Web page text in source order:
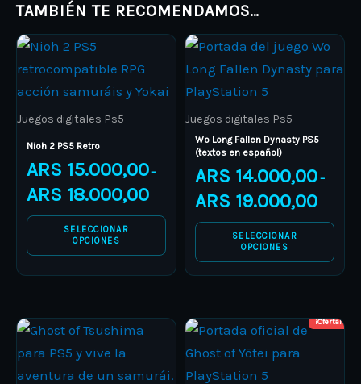
TAMBIÉN TE RECOMENDAMOS…
Juegos digitales Ps5
Nioh 2 PS5 Retro
ARS 15.000,00 –
ARS 18.000,00
ARS 15.000,00
ARS 18.000,00
SELECCIONAR
OPCIONES
This
product
has
multiple
options
may
be
chosen
on
product
page
Juegos digitales Ps5
Wo Long Fallen Dynasty PS5
(textos en español)
ARS 14.000,00 –
ARS 19.000,00
Price
range:
ARS
through
SELECCIONAR
OPCIONES
This
product
has
multiple
variants.
The
options
may
be
on
product
page
ARS 15.000,00
ARS 21.000,00
This
product
has
¡Oferta!
Price
This
product
has